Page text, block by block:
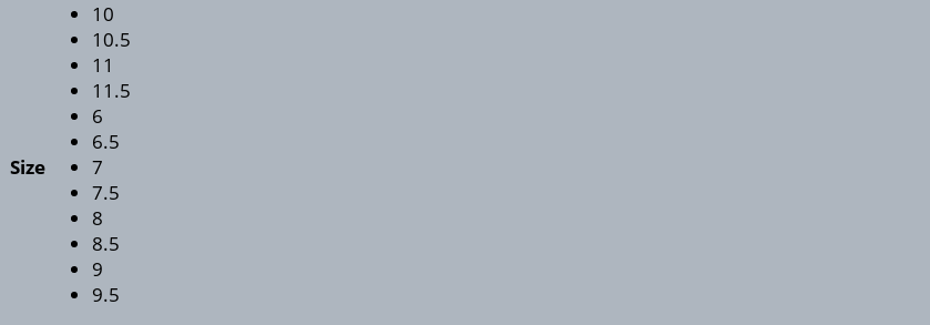
Size
10
10.5
11
11.5
6
6.5
7
7.5
8
8.5
9
9.5